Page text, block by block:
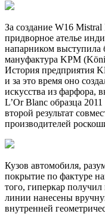
За создание W16
придворное ателье
напарником выступила
мануфактура KPM
История предприятия
и за это время оно
искусства из фарфора,
L’Or Blanc образца
второй результат
производителей
Кузов автомобиля,
покрытие по фактуре
того, гиперкар
линии нанесены
внутренней